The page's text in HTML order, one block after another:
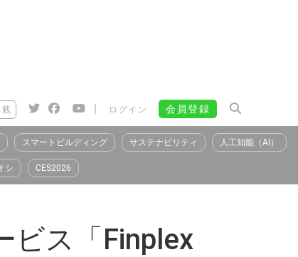
| ログイン 会員登録
スマートビルディング サステナビリティ 人工知能（AI）
シ CES2026
ビス「Finplex